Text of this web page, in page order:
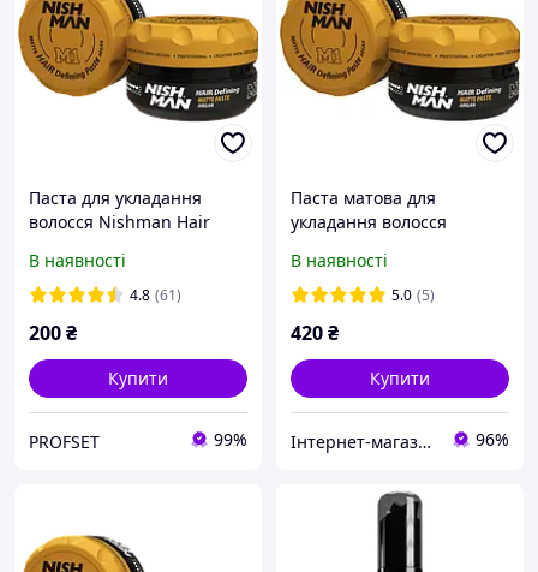
Паста для укладання
волосся Nishman Hair
30мл
В наявності
4.8 (61)
200₴
Купити
PROFSET 99%
Паста матова для
укладання волосся
Defining Pastе М1 100 мл
В наявності
5.0 (5)
420₴
Купити
Інтернет-магазин Manclub 96%